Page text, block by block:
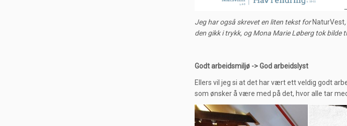
Jeg har også skrevet en liten tekst forNaturVest
den gikk i trykk, og Mona Marie Løberg tok bilde
Godt arbeidsmiljø -> God arbeidslyst
Ellers vil jeg si at det har vært ett veldig godt
som ønsker å være med på det, hvor alle tar